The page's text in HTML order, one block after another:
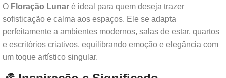
O Floração Lunar é ideal para quem deseja trazer
sofisticação e calma aos espaços. Ele se adapta
perfeitamente a ambientes modernos, salas de estar, quartos
e escritórios criativos, equilibrando emoção e elegância com
um toque artístico singular.